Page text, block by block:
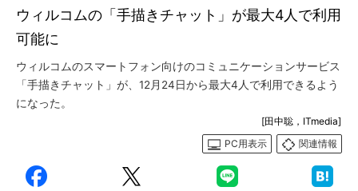
ウィルコムの「手描きチャット」が最大4人で利用
可能に
ウィルコムのスマートフォン向けのコミュニケーションサービス
「手描きチャット」が、12月24日から最大4人で利用できるよう
になった。
[田中聡，ITmedia]
PC用表示
関連情報